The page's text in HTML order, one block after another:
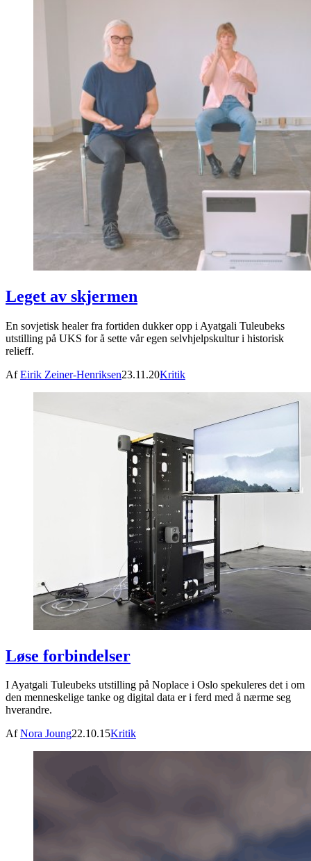
Leget av skjermen
En sovjetisk healer fra fortiden dukker opp i Ayatgali Tuleubeks
utstilling på UKS for å sette vår egen selvhjelpskultur i historisk
relieff.
AfEirik Zeiner-Henriksen23.11.20Kritik
Løse forbindelser
I Ayatgali Tuleubeks utstilling på Noplace i Oslo spekuleres det i om
den menneskelige tanke og digital data er i ferd med å nærme seg
hverandre.
AfNora Joung22.10.15Kritik